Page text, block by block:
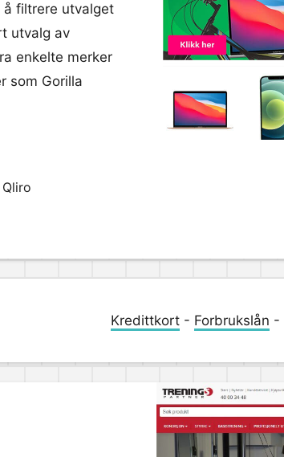
å filtrere utvalget
utvalg av
enkelte merker
som Gorilla
Kredittkort- Forbrukslån -